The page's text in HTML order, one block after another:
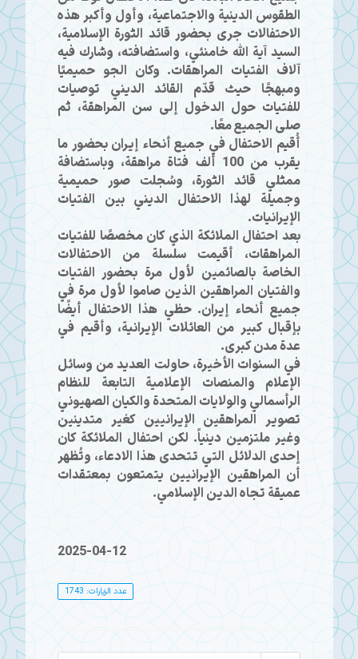
الطقوس الدينية والاجتماعية، وأول وأكبر هذه
الاحتفالات جرى بحضور قائد الثورة الإسلامية،
السيد آية الله خامنئي، واستضافته، وشارك فيه
آلاف الفتيات المراهقات. وكان الجو حميميًا
ومبهجًا حيث قدّم القائد الديني توصيات
للفتيات حول الدخول إلى سن المراهقة، ثم
صلى الجميع معًا.
أُقيم الاحتفال في جميع أنحاء إيران بحضور ما
يقرب من 100 ألف فتاة مراهقة، وباستضافة
ممثلي قائد الثورة، وسُجلت صور حميمية
وجميلة لهذا الاحتفال الديني بين الفتيات
الإيرانيات.
بعد احتفال الملائكة الذي كان مخصصًا للفتيات
المراهقات، أقيمت سلسلة من الاحتفالات
الخاصة بالصائمين لأول مرة بحضور الفتيات
والفتيان المراهقين الذين صاموا لأول مرة في
جميع أنحاء إيران. حظي هذا الاحتفال أيضًا
بإقبال كبير من العائلات الإيرانية، وأقيم في
عدة مدن كبرى.
في السنوات الأخيرة، حاولت العديد من وسائل
الإعلام والمنصات الإعلامية التابعة للنظام
الرأسمالي والولايات المتحدة والكيان الصهيوني
تصوير المراهقين الإيرانيين كغير متدينين
وغير ملتزمين دينياً. لكن احتفال الملائكة كان
إحدى الدلائل التي تتحدى هذا الادعاء، وتُظهر
أن المراهقين الإيرانيين يتمتعون بمعتقدات
عميقة تجاه الدين الإسلامي.
2025-04-12
عدد الزيارات: 1743